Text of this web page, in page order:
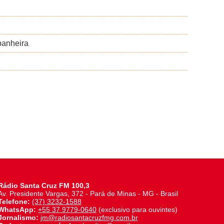
Santa Cruz FM 100,3
Presidente Vargas, 372 - Pará de Minas - MG - Brasil
(37) 3232-1588
+55 37 9779-0640 (exclusivo para ouvintes)
jm@radiosantacruzfmg.com.br